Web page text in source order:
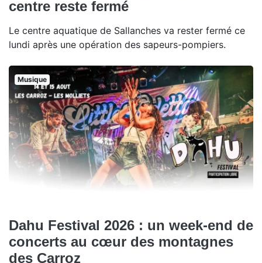
centre reste fermé
Le centre aquatique de Sallanches va rester fermé ce
lundi après une opération des sapeurs-pompiers.
Musique
Dahu Festival 2026 : un week-end de
concerts au cœur des montagnes
des Carroz